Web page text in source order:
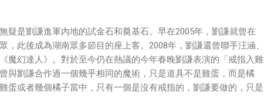
疑是劉謙進軍內地的試金石和奠基石。早在2005年，劉謙就曾在
，此後成為湖南眾多節目的座上客。2008年，劉謙還曾聯手汪涵、
魔幻達人》。對於至今仍在熱議的今年春晚劉謙表演的「戒指入雞
與劉謙合作過一個幾乎相同的魔術，只是道具不是雞蛋，而是橘
蛋或者幾個橘子當中，只有一個是沒有戒指的，劉謙要做的，只是